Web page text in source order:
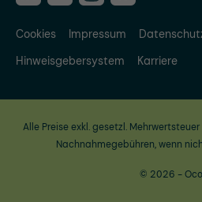
Cookies Impressum
Hinweisgebersystem
Karriere
Alle Preise exkl. gesetzl. Mehrwertsteuer
Nachnahmegebühren, wenn
© 2026 -